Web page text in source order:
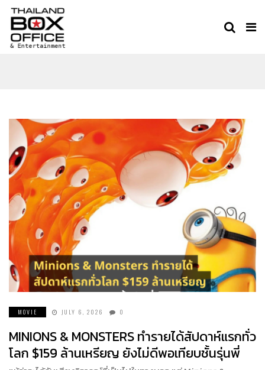
MOVIE JULY 6, 2026 0
MINIONS & MONSTERS ทำรายได้สัปดาห์แรกทั่ว
โลก $159 ล้านเหรียญ ยังไม่ดีพอเทียบชั้นรุ่นพี่